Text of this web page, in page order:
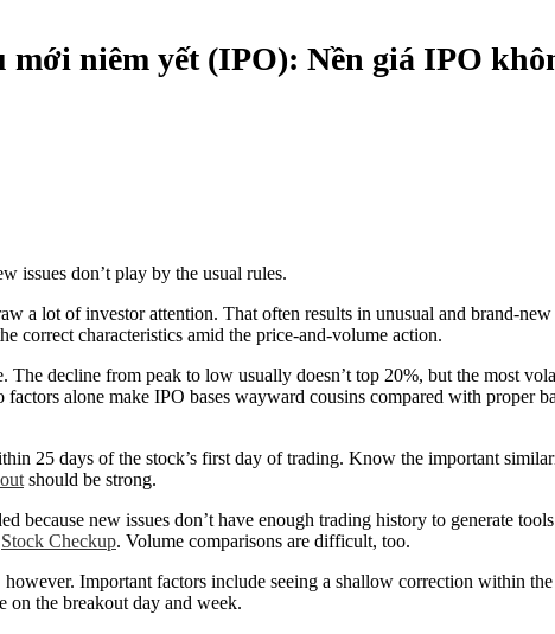
mới niêm yết (IPO): Nền giá IPO
issues don’t play by the usual rules.
a lot of investor attention. That often results in unusual and brand-
correct characteristics amid the price-and-volume action.
decline from peak to low usually doesn’t top 20%, but the most
factors alone make IPO bases wayward cousins compared with proper
25 days of the stock’s first day of trading. Know the important
should be strong.
because new issues don’t have enough trading history to generate
Stock Checkup. Volume comparisons are difficult, too.
Important factors include seeing a shallow correction within
on the breakout day and week.